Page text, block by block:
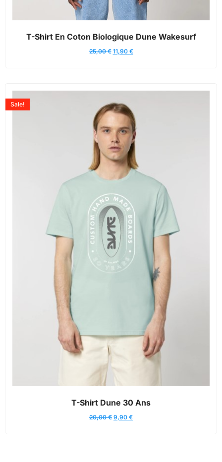
T-Shirt En Coton Biologique Dune Wakesurf
25,00€ 11,90 €
Sale!
T-Shirt Dune 30 Ans
20,00€ 9,90 €